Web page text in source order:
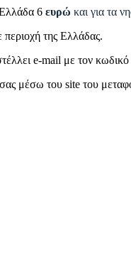
6 ευρώ και για τα
της Ελλάδας.
e-mail με τον κωδικό
μέσω του site του